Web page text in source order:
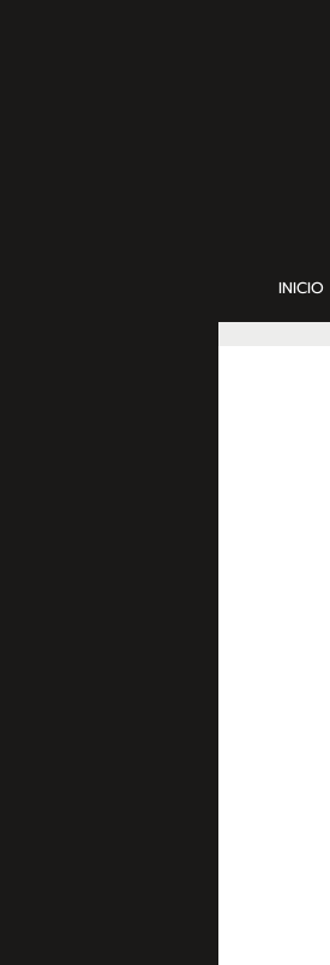
INICIO